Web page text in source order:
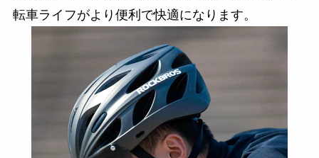
転車ライフがより便利で快適になります。